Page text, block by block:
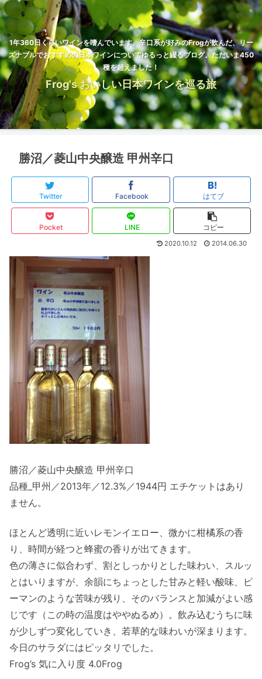
1年360日くらいワインを嗜んでいます。辛口系が好みのFrogが飲んだ、リー
ズナブルでおすすめの日本ワインについてゆるっと綴るブログ。ただいま450
種を超えました！
Frog's おいしい日本ワインを巡る旅
勝沼／菱山中央醸造 甲州辛口
Twitter Facebook はてブ
Pocket LINE コピー
2020.10.12 2014.06.30
勝沼／菱山中央醸造 甲州辛口
品種_甲州／2013年／12.3%／1944円 エチケットはあり
ません。
ほとんど透明に近いレモンイエロー、微かに柑橘系の香
り、時間が経つと蜂蜜の香りが出てきます。
色の薄さに似合わず、割としっかりとした味わい、スルッ
とはいりますが、余韻にちょっとした甘みと軽い酸味、ピ
ーマンのような苦味が残り、そのバランスと加減がよい感
じです（この時の温度はややぬるめ）。飲み込むうちに味
が少しずつ変化していき、若草的な味わいが深まります。
今日のサラダにはピッタリでした。
Frog’s 気に入り度 4.0Frog